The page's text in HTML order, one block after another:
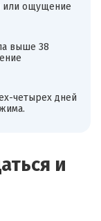
или ощущение
выше 38
четырех дней
и